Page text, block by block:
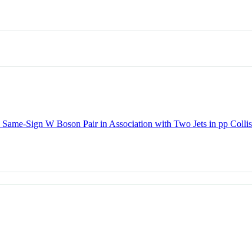
Sign W Boson Pair in Association with Two Jets in pp